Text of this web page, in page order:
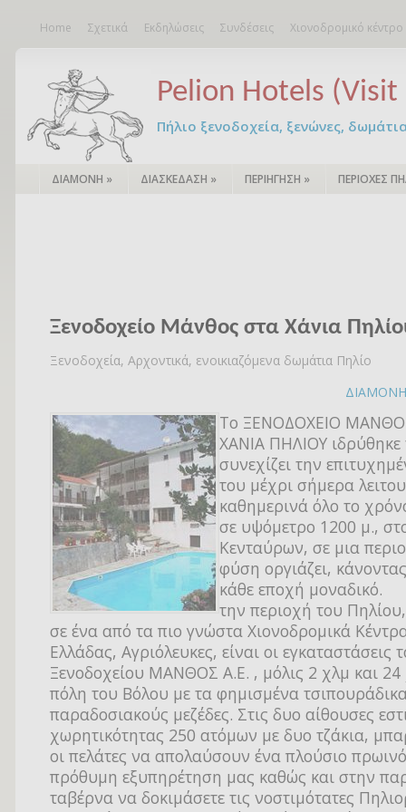
Home Σχετικά Εκδηλώσεις Συνδέσεις Χιονοδρομικό
Pelion Hotels (Visit
Πήλιο ξενοδοχεία, ξενώνες,
ΔΙΑΜΟΝΗ » ΔΙΑΣΚΕΔΑΣΗ » ΠΕΡΙΗΓΗΣΗ » ΠΕΡΙΟΧΕΣ
Ξενοδοχείο Μάνθος στα Χάνια
Ξενοδοχεία, Αρχοντικά, ενοικιαζόμενα δωμάτια Πηλίο
ΔΙΑΜΟΝΗ
Tο ΞΕΝΟΔΟΧΕΙΟ
ΧΑΝΙΑ ΠΗΛΙΟΥ ιδρύθηκε
συνεχίζει την
του μέχρι σήμερα
καθημερινά όλο το
σε υψόμετρο 1200 μ.,
Κενταύρων, σε μια
φύση οργιάζει,
κάθε εποχή μοναδικό.
την περιοχή του
σε ένα από τα πιο γνώστα Χιονοδρομικά
Ελλάδας, Αγριόλευκες, είναι οι εγκαταστάσεις
Ξενοδοχείου ΜΑΝΘΟΣ Α.Ε. , μόλις 2 χλμ και
πόλη του Βόλου με τα φημισμένα
παραδοσιακούς μεζέδες. Στις δυο αίθουσες
χωρητικότητας 250 ατόμων με δυο τζάκια,
οι πελάτες να απολαύσουν ένα πλούσιο
πρόθυμη εξυπηρέτηση μας καθώς και στην
ταβέρνα να δοκιμάσετε τις νοστιμότατες